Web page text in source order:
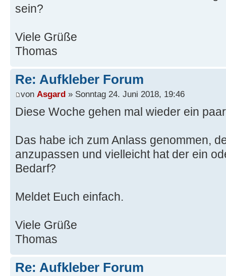
sein?
Viele Grüße
Thomas
Re: Aufkleber Forum
von Asgard » Sonntag 24. Juni 2018, 19:46
Diese Woche gehen mal wieder ein
Das habe ich zum Anlass genommen,
anzupassen und vielleicht hat der ein
Bedarf?
Meldet Euch einfach.
Viele Grüße
Thomas
Re: Aufkleber Forum